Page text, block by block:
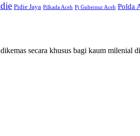
Pidie Jaya Pilkada Aceh Pj Gubernur Aceh Polda
secara khusus bagi kaum milenial